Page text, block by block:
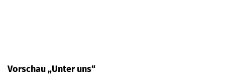
Vorschau „Unter uns“